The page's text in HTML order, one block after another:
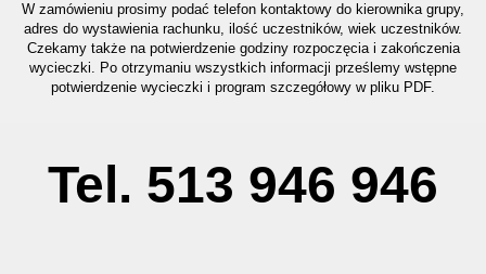
W zamówieniu prosimy podać telefon kontaktowy do kierownika grupy,
adres do wystawienia rachunku, ilość uczestników, wiek uczestników.
Czekamy także na potwierdzenie godziny rozpoczęcia i zakończenia
wycieczki. Po otrzymaniu wszystkich informacji prześlemy wstępne
potwierdzenie wycieczki i program szczegółowy w pliku PDF.
Tel. 513 946 946